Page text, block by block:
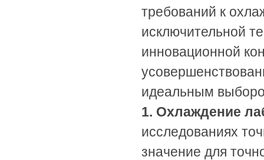
требований к
исключительной
инновационной
идеальным
1. Охлаждение
исследованиях
значение для